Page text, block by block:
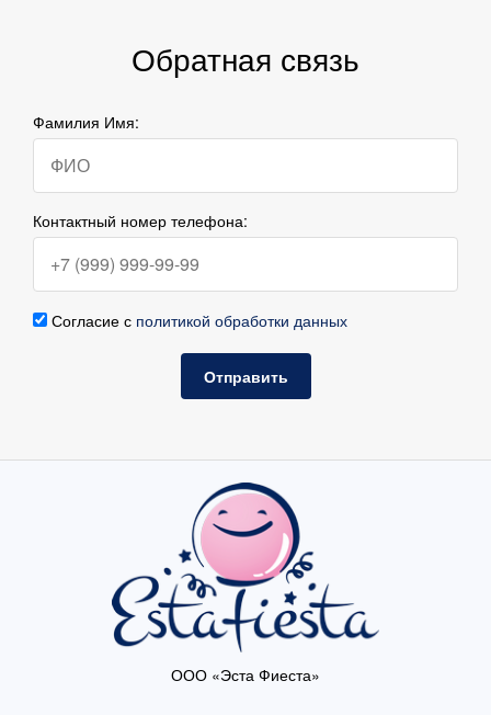
Обратная связь
Фамилия Имя:
Контактный номер телефона:
Согласие с политикой обработки данных
Отправить
ООО «Эста Фиеста»